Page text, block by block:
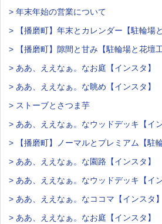
> 年末年始の営業について
> 【播磨町】年末とカレンダー【駐輪場
> 【播磨町】隙間と甘み【駐輪場と花壇
> ああ、ええなぁ。なお庭【インスタ】
> ああ、ええなぁ。な眺め【インスタ】
> ストーブとさつま芋
> ああ、ええなぁ。なウッドデッキ【イン
> 【播磨町】ノーマルとプレミアム【駐
> ああ、ええなぁ。な園路【インスタ】
> ああ、ええなぁ。なウッドデッキ【イン
> ああ、ええなぁ。なココマ【インスタ】
> ああ、ええなぁ。なお庭【インスタ】